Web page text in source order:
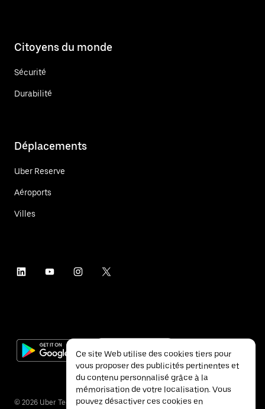
Citoyens du monde
Sécurité
Durabilité
Déplacements
Uber Reserve
Aéroports
Villes
© 2026 Uber Technologies Inc.
Ce site Web utilise des cookies tiers pour
vous proposer des publicités pertinentes et
du contenu personnalisé grâce à la
mémorisation de votre localisation. Vous
pouvez désactiver ces cookies en